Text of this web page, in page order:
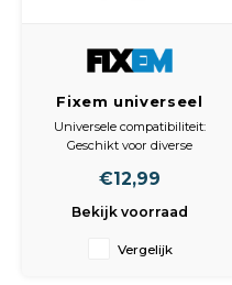
Fixem universeel
draaiplateau
glasplaat voor
universeel - 3
inkepingen voor
aandrijving - 28.8cm
- 1Stuk
Universele compatibiliteit:
Geschikt voor diverse
Drie inkepingen voor
en betrouwbare rotatie.
€12,99
Bekijk voorraad
Vergelijk